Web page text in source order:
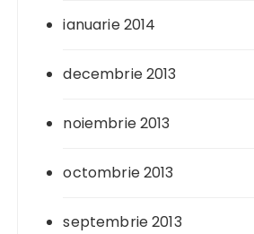
ianuarie 2014
decembrie 2013
noiembrie 2013
octombrie 2013
septembrie 2013